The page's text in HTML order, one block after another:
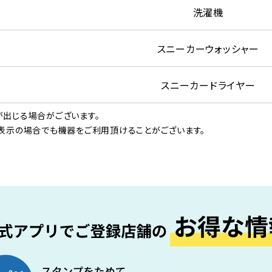
洗濯機
スニーカーウォッシャー
スニーカードライヤー
じる場合がございます。
の場合でも機器をご利用頂けることがございます。